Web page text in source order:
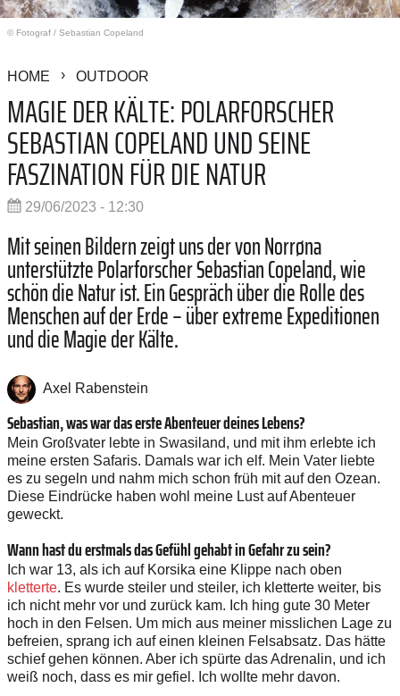
© Fotograf / Sebastian Copeland
HOME OUTDOOR
MAGIE DER KÄLTE: POLARFORSCHER
SEBASTIAN COPELAND UND SEINE
FASZINATION FÜR DIE NATUR
29/06/2023 - 12:30
Mit seinen Bildern zeigt uns der von Norrøna
unterstützte Polarforscher Sebastian Copeland, wie
schön die Natur ist. Ein Gespräch über die Rolle des
Menschen auf der Erde – über extreme Expeditionen
und die Magie der Kälte.
Axel Rabenstein
Sebastian, was war das erste Abenteuer deines Lebens?
Mein Großvater lebte in Swasiland, und mit ihm erlebte ich
meine ersten Safaris. Damals war ich elf. Mein Vater liebte
es zu segeln und nahm mich schon früh mit auf den Ozean.
Diese Eindrücke haben wohl meine Lust auf Abenteuer
geweckt.
Wann hast du erstmals das Gefühl gehabt in Gefahr zu sein?
Ich war 13, als ich auf Korsika eine Klippe nach oben
kletterte. Es wurde steiler und steiler, ich kletterte weiter, bis
ich nicht mehr vor und zurück kam. Ich hing gute 30 Meter
hoch in den Felsen. Um mich aus meiner misslichen Lage zu
befreien, sprang ich auf einen kleinen Felsabsatz. Das hätte
schief gehen können. Aber ich spürte das Adrenalin, und ich
weiß noch, dass es mir gefiel. Ich wollte mehr davon.